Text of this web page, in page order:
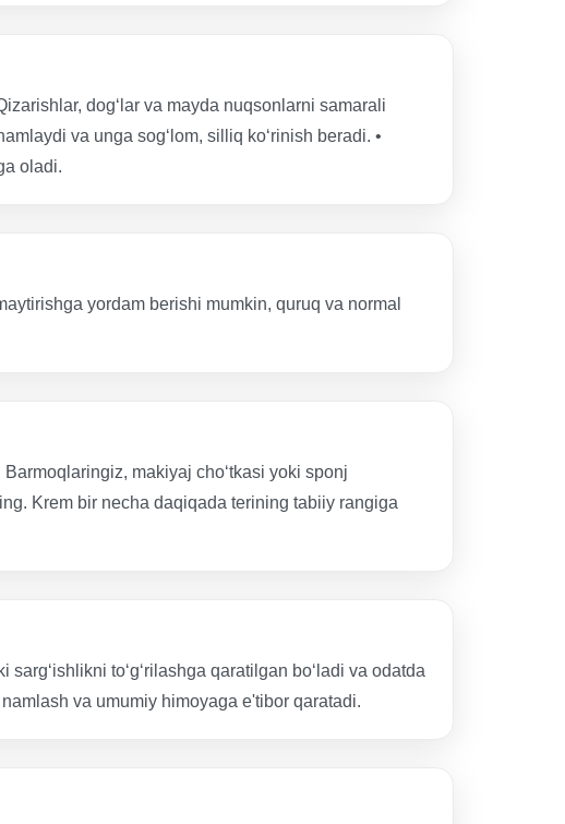
dog‘lar va mayda nuqsonlarni samarali
va unga sog‘lom, silliq ko‘rinish beradi. •
oladi.
yordam berishi mumkin, quruq va normal
makiyaj cho‘tkasi yoki sponj
Krem bir necha daqiqada terining tabiiy rangiga
to‘g‘rilashga qaratilgan bo‘ladi va odatda
va umumiy himoyaga e'tibor qaratadi.